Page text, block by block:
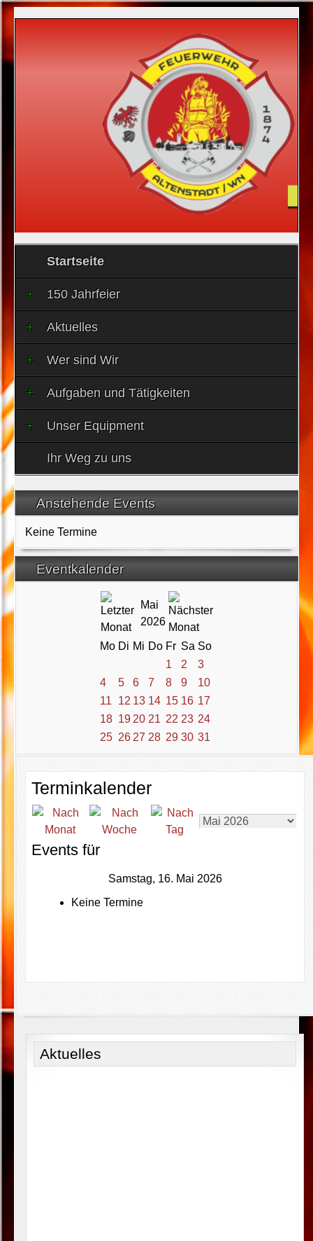
Startseite
150 Jahrfeier
Aktuelles
Wer sind Wir
Aufgaben und Tätigkeiten
Unser Equipment
Ihr Weg zu uns
Anstehende Events
Keine Termine
Eventkalender
Mai
2026
Mo Di Mi Do Fr Sa So
1
2
3
4
5 6 7 8 9
10
11
12 13 14 15 16 17
18 19 20 21 22 23 24
25 26 27 28 29 30 31
Terminkalender
Events für
Samstag, 16. Mai 2026
Keine Termine
Aktuelles